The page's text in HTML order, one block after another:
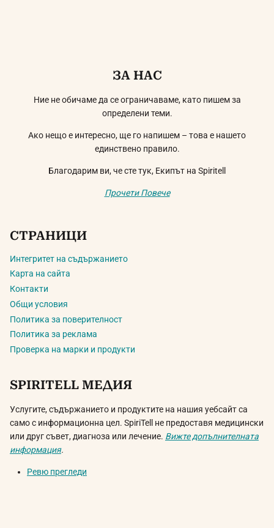
ЗА НАС
Ние не обичаме да се ограничаваме, като пишем за
определени теми.
Ако нещо е интересно, ще го напишем – това е нашето
единствено правило.
Благодарим ви, че сте тук, Екипът на Spiritell
Прочети Повече
СТРАНИЦИ
Интегритет на съдържанието
Карта на сайта
Контакти
Общи условия
Политика за поверителност
Политика за реклама
Проверка на марки и продукти
SPIRITELL МЕДИЯ
Услугите, съдържанието и продуктите на нашия уебсайт са
само с информационна цел. SpiriTell не предоставя медицински
или друг съвет, диагноза или лечение. Вижте допълнителната
информация.
Ревю прегледи